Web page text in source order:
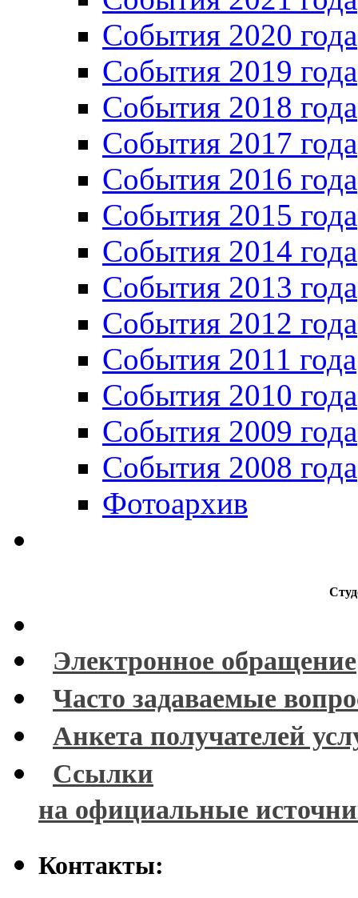
События 2020 года
События 2019 года
События 2018 года
События 2017 года
События 2016 года
События 2015 года
События 2014 года
События 2013 года
События 2012 года
События 2011 года
События 2010 года
События 2009 года
События 2008 года
Фотоархив
Электронное обращение
Часто задаваемые
Анкета получателей
Ссылки
на официальные
Контакты: